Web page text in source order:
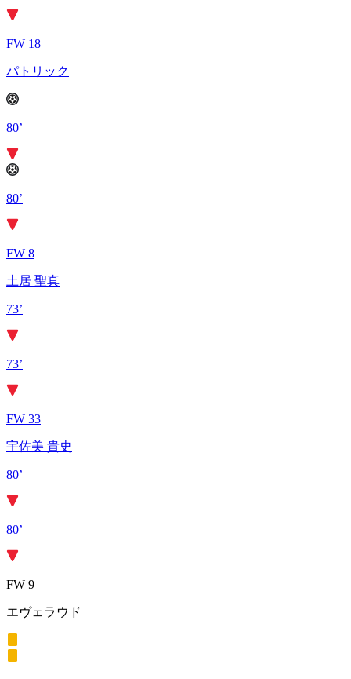
FW 18
パトリック
80’
80’
FW 8
土居 聖真
73’
73’
FW 33
宇佐美 貴史
80’
80’
FW 9
エヴェラウド